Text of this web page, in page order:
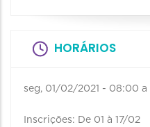
HORÁRIOS
seg, 01/02/2021 - 08:00 a
Inscrições: De 01 à 17/02